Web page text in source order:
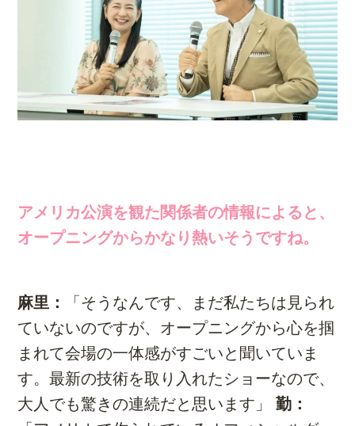
アメリカ公演を観た関係者の情報によると、
オープニングからかなり熱いそうですね。
麻里：
「そうなんです、まだ私たちは見られ
ていないのですが、オープニングから心を掴
まれて会場の一体感がすごいと聞いていま
す。最新の技術を取り入れたショーなので、
大人でも驚きの連続だと思います」勤：